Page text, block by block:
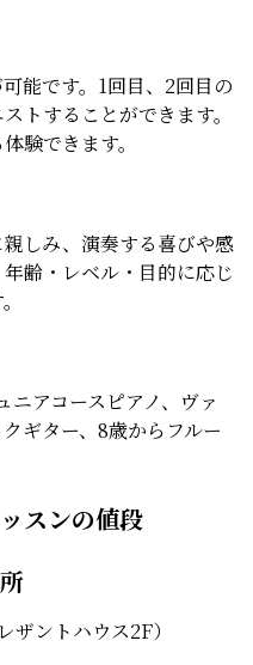
能です。1回目、2回目の
トすることができます。
験できます。
しみ、演奏する喜びや感
齢・レベル・目的に応じ
アコースピアノ、ヴァ
ギター、8歳からフルー
スンの値段
ザントハウス2F）